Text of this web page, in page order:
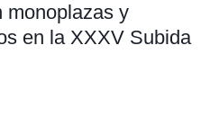
monoplazas y
en la XXXV Subida